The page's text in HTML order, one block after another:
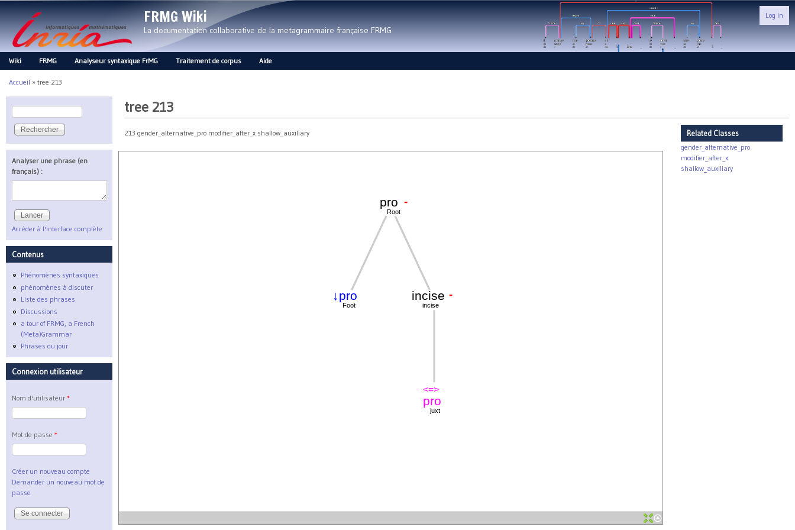
FRMG Wiki
La documentation collaborative de la metagrammaire française FRMG
Log In
Main menu
Wiki FRMG Analyseur syntaxique FrMG Traitement de corpus Aide
Vous êtes ici
Accueil » tree 213
tree 213
213 gender_alternative_pro modifier_after_x shallow_auxiliary
<=>
pro
juxt
incise
incise
-
↓pro
Foot
pro
Root
-
Related Classes
gender_alternative_pro
modifier_after_x
shallow_auxiliary
Formulaire de recherche
Rechercher
Analyser une phrase (en
français) :
Accéder à l'interface complète.
Contenus
Phénomènes syntaxiques
phénomènes à discuter
Liste des phrases
Discussions
a tour of FRMG, a French
(Meta)Grammar
Phrases du jour
Connexion utilisateur
Nom d'utilisateur *
Mot de passe *
Créer un nouveau compte
Demander un nouveau mot de
passe